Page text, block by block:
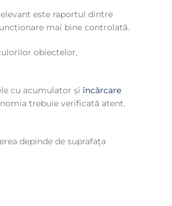
este raportul dintre
mai bine controlată.
obiectelor,
cu acumulator și încărcare
trebuie verificată atent.
depinde de suprafața